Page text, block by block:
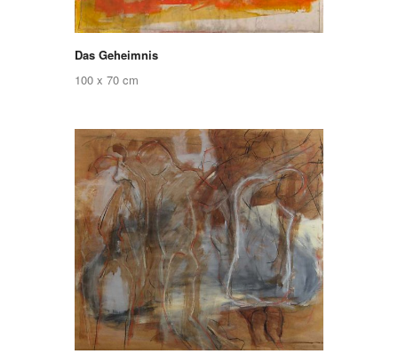
Das Geheimnis
100 x 70 cm